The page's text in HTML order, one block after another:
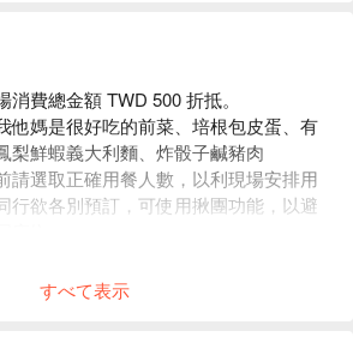
費總金額 TWD 500 折抵。
他媽是很好吃的前菜、培根包皮蛋、有
梨鮮蝦義大利麵、炸骰子鹹豬肉
請選取正確用餐人數，以利現場安排用
行欲各別預訂，可使用揪團功能，以避
すべて表示